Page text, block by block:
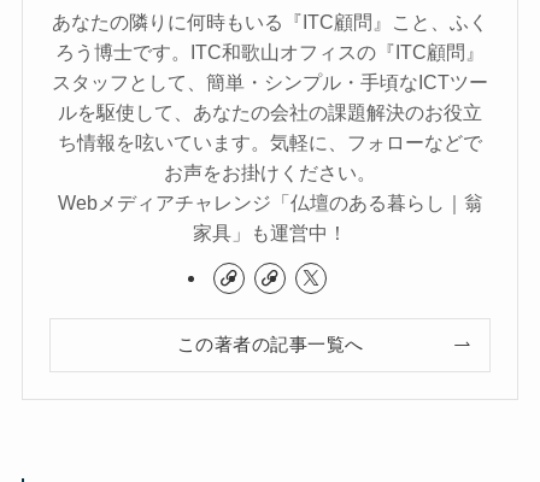
あなたの隣りに何時もいる『ITC顧問』こと、ふく
ろう博士です。ITC和歌山オフィスの『ITC顧問』
スタッフとして、簡単・シンプル・手頃なICTツー
ルを駆使して、あなたの会社の課題解決のお役立
ち情報を呟いています。気軽に、フォローなどで
お声をお掛けください。
Webメディアチャレンジ「仏壇のある暮らし｜翁
家具」も運営中！
この著者の記事一覧へ